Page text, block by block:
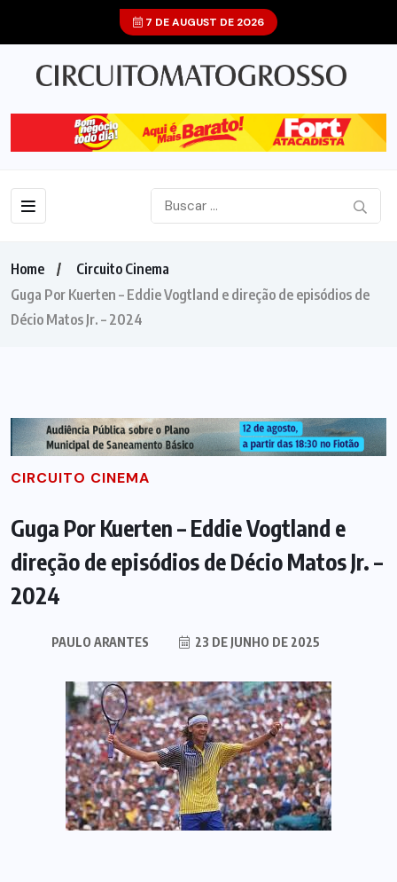
7 DE AUGUST DE 2026
Home
Circuito Cinema
Guga Por Kuerten – Eddie Vogtland e direção de episódios de
Décio Matos Jr. – 2024
CIRCUITO CINEMA
Guga Por Kuerten – Eddie Vogtland e
direção de episódios de Décio Matos Jr. –
2024
PAULO ARANTES 23 DE JUNHO DE 2025